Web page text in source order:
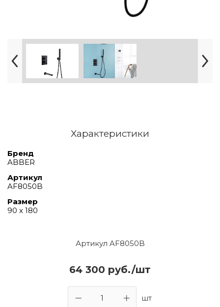
Артикул AF8050B
64 300 руб./шт
шт
Характеристики
Бренд
ABBER
Артикул
AF8050B
Размер
90 х 180